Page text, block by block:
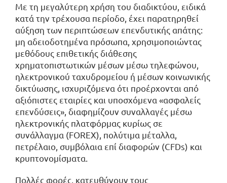
Με τη μεγαλύτερη χρήση του διαδικτύου, ειδικά
κατά την τρέχουσα περίοδο, έχει παρατηρηθεί
αύξηση των περιπτώσεων επενδυτικής απάτης:
μη αδειοδοτημένα πρόσωπα, χρησιμοποιώντας
μεθόδους επιθετικής διάθεσης
χρηματοπιστωτικών μέσων μέσω τηλεφώνου,
ηλεκτρονικού ταχυδρομείου ή μέσων κοινωνικής
δικτύωσης, ισχυριζόμενα ότι προέρχονται από
αξιόπιστες εταιρίες και υποσχόμενα «ασφαλείς
επενδύσεις», διαφημίζουν συναλλαγές μέσω
ηλεκτρονικής πλατφόρμας κυρίως σε
συνάλλαγμα (FOREX), πολύτιμα μέταλλα,
πετρέλαιο, συμβόλαια επί διαφορών (CFDs) και
κρυπτονομίσματα.
Πολλές φορές, κατευθύνουν τους